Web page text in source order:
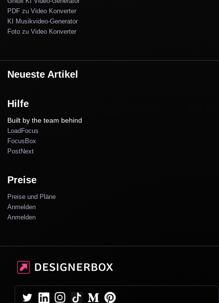
PDF zu Video Konverter
KI Musikvideo-Generator
Foto zu Video Konverter
Neueste Artikel
Hilfe
Built by the team behind
LoadFocus
FocusBox
PostNext
Preise
Preise und Pläne
Anmelden
Anmelden